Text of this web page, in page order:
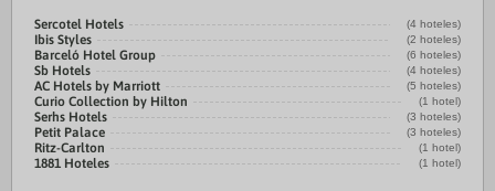
Sercotel Hotels (4 hoteles)
Ibis Styles (2 hoteles)
Barceló Hotel Group (6 hoteles)
Sb Hotels (4 hoteles)
AC Hotels by Marriott (5 hoteles)
Curio Collection by Hilton (1 hotel)
Serhs Hotels (3 hoteles)
Petit Palace (3 hoteles)
Ritz-Carlton (1 hotel)
1881 Hoteles (1 hotel)